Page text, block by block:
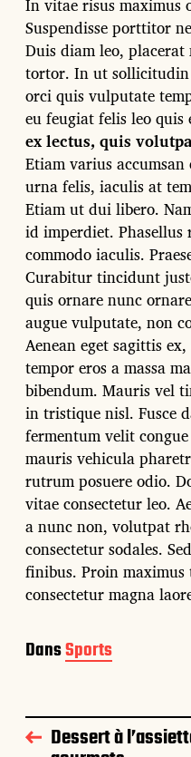
In vitae risus maximus
Suspendisse porttitor
Duis diam leo,
tortor. In ut sollicitudin
orci quis vulputate
eu feugiat felis leo quis
ex lectus, quis
Etiam varius
urna felis, iaculis at
Etiam ut dui libero.
id imperdiet.
commodo iaculis.
Curabitur tincidunt
quis ornare nunc
augue vulputate, non
Aenean eget sagittis
tempor eros a massa
bibendum. Mauris vel
in tristique nisl. Fusce
fermentum velit
mauris vehicula
rutrum posuere odio.
vitae consectetur leo.
a nunc non, volutpat
consectetur sodales.
finibus. Proin
consectetur magna
DansSports
Dessert à